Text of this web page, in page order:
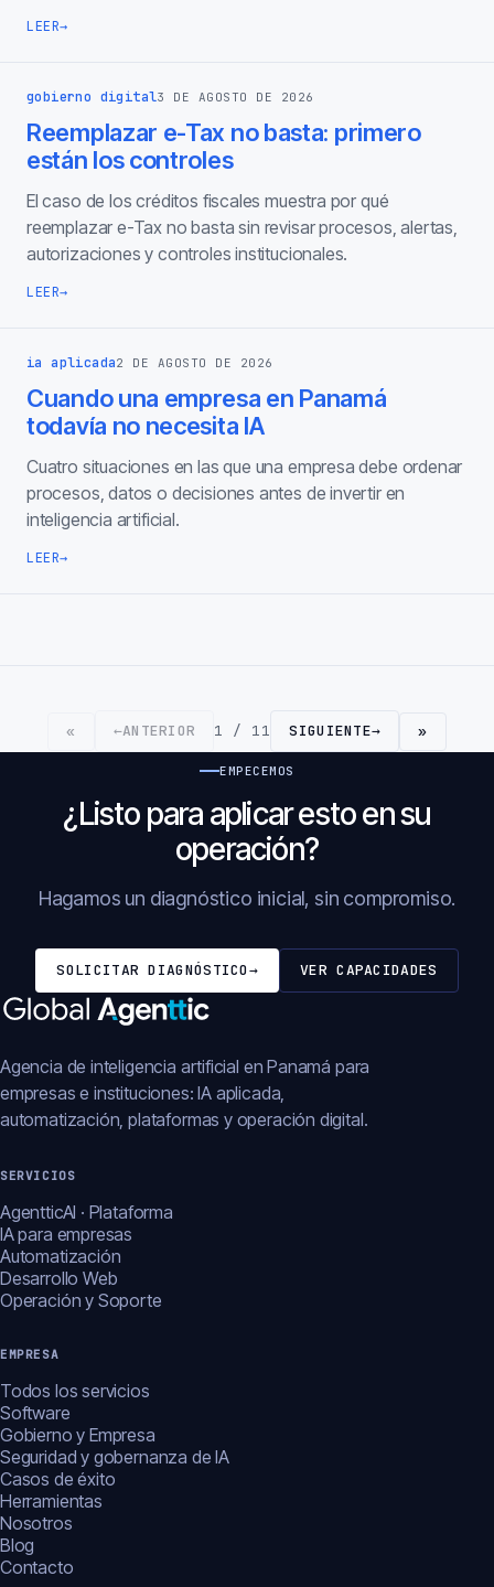
LEER→
gobierno digital3 DE AGOSTO DE 2026
Reemplazar e-Tax no basta: primero
están los controles
El caso de los créditos fiscales muestra por qué
reemplazar e-Tax no basta sin revisar procesos, alertas,
autorizaciones y controles institucionales.
LEER→
ia aplicada2 DE AGOSTO DE 2026
Cuando una empresa en Panamá
todavía no necesita IA
Cuatro situaciones en las que una empresa debe ordenar
procesos, datos o decisiones antes de invertir en
inteligencia artificial.
LEER→
« ←ANTERIOR 1 / 11 SIGUIENTE→ »
EMPECEMOS
¿Listo para aplicar esto en su
operación?
Hagamos un diagnóstico inicial, sin compromiso.
SOLICITAR DIAGNÓSTICO→ VER CAPACIDADES
Agencia de inteligencia artificial en Panamá para
empresas e instituciones: IA aplicada,
automatización, plataformas y operación digital.
SERVICIOS
AgentticAI · Plataforma
IA para empresas
Automatización
Desarrollo Web
Operación y Soporte
EMPRESA
Todos los servicios
Software
Gobierno y Empresa
Seguridad y gobernanza de IA
Casos de éxito
Herramientas
Nosotros
Blog
Contacto